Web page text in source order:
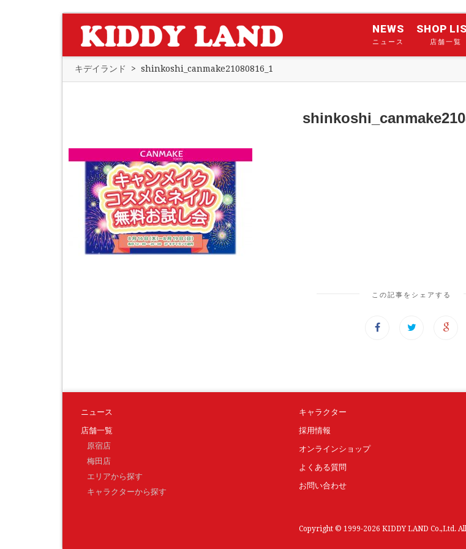
NEWS
ニュース
SHOP
店舗一覧
キデイランド > shinkoshi_canmake21080816_1
この記事をシェアする
ニュース
店舗一覧
原宿店
梅田店
エリアから探す
キャラクターから探す
キャラクター
採用情報
オンラインショップ
よくある質問
お問い合わせ
Copyright © 1999-2026 KIDDY LAND Co.,Ltd.